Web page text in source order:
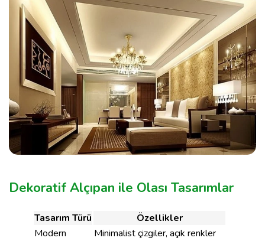
Dekoratif Alçıpan ile Olası Tasarımlar
Tasarım Türü
Özellikler
Modern
Minimalist çizgiler, açık renkler